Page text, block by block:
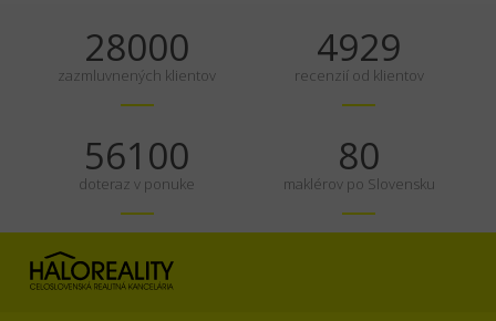
35000
zazmluvnených klientov
6161
recenzií od klientov
70125
doteraz v ponuke
100
maklérov po Slovensku